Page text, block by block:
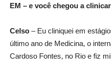
EM – e você chegou a
Celso – Eu cliniquei em
último ano de Medicina, o
Cardoso Fontes, no Rio e fiz